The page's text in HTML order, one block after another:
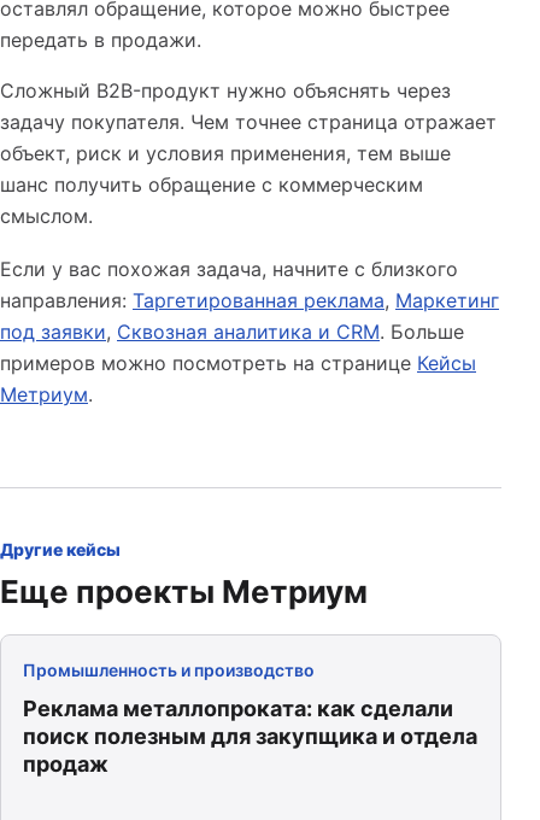
оставлял обращение, которое можно быстрее
передать в продажи.
Сложный B2B-продукт нужно объяснять через
задачу покупателя. Чем точнее страница отражает
объект, риск и условия применения, тем выше
шанс получить обращение с коммерческим
смыслом.
Если у вас похожая задача, начните с близкого
направления: Таргетированная реклама, Маркетинг
под заявки, Сквозная аналитика и CRM. Больше
примеров можно посмотреть на странице Кейсы
Метриум.
Другие кейсы
Еще проекты Метриум
Промышленность и производство
Реклама металлопроката: как сделали
поиск полезным для закупщика и отдела
продаж